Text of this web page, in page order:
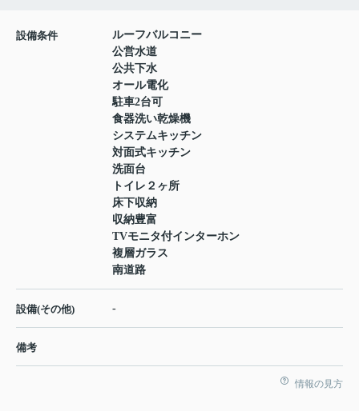
設備条件
ルーフバルコニー
公営水道
公共下水
オール電化
駐車2台可
食器洗い乾燥機
システムキッチン
対面式キッチン
洗面台
トイレ２ヶ所
床下収納
収納豊富
TVモニタ付インターホン
複層ガラス
南道路
設備(その他) -
備考
情報の見方